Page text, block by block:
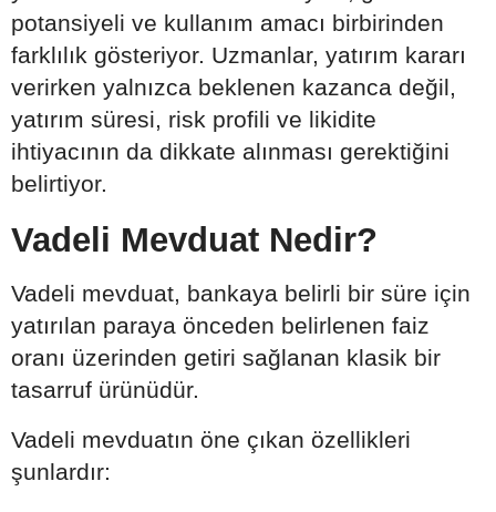
potansiyeli ve kullanım amacı birbirinden
farklılık gösteriyor. Uzmanlar, yatırım kararı
verirken yalnızca beklenen kazanca değil,
yatırım süresi, risk profili ve likidite
ihtiyacının da dikkate alınması gerektiğini
belirtiyor.
Vadeli Mevduat Nedir?
Vadeli mevduat, bankaya belirli bir süre için
yatırılan paraya önceden belirlenen faiz
oranı üzerinden getiri sağlanan klasik bir
tasarruf ürünüdür.
Vadeli mevduatın öne çıkan özellikleri
şunlardır: